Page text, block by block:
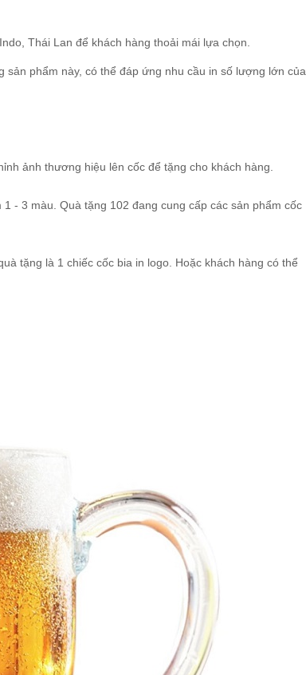
Thái Lan để khách hàng thoải mái lựa chọn.
phẩm này, có thể đáp ứng nhu cầu in số lượng lớn của
ảnh thương hiệu lên cốc để tặng cho khách hàng.
- 3 màu. Quà tặng 102 đang cung cấp các sản phẩm cốc
tặng là 1 chiếc cốc bia in logo. Hoặc khách hàng có thể